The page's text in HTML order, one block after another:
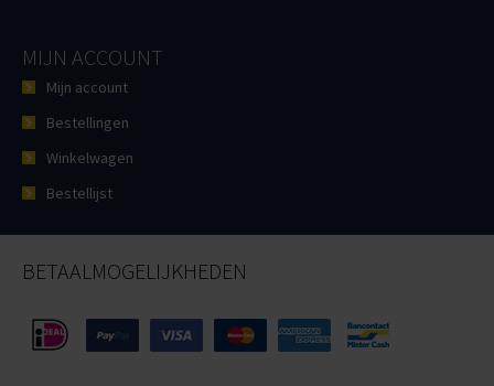
MIJN ACCOUNT
Mijn account
Bestellingen
Winkelwagen
Bestellijst
BETAALMOGELIJKHEDEN